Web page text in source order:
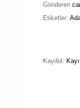
Gönderen
Etiketler:
Kaydol: